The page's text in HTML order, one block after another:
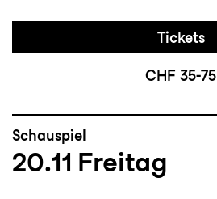
Tickets
CHF 35-75
Schauspiel
20.11 Freitag